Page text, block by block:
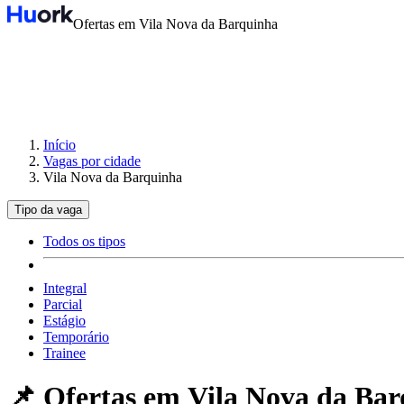
Ofertas em Vila Nova da Barquinha
Início
Vagas por cidade
Vila Nova da Barquinha
Tipo da vaga
Todos os tipos
Integral
Parcial
Estágio
Temporário
Trainee
📌 Ofertas em Vila Nova da